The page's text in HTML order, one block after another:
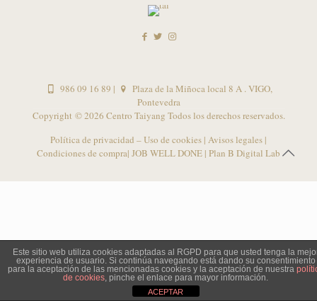
986 09 16 89 |
Plaza de la Miñoca local 8 A . VIGO,
Pontevedra
Copyright ©2026 Centro Taiyang Todos los derechos reservados.
Política de privacidad – Uso de cookies | Avisos legales |
Condiciones de compra| JOB WELL DONE | Plan B Digital Lab
Este sitio web utiliza cookies adaptadas al RGPD para que usted tenga la
experiencia de usuario. Si continúa navegando está dando su consentimiento
para la aceptación de las mencionadas cookies y la aceptación de nuestra
de cookies, pinche el enlace para mayor información.
ACEPTAR